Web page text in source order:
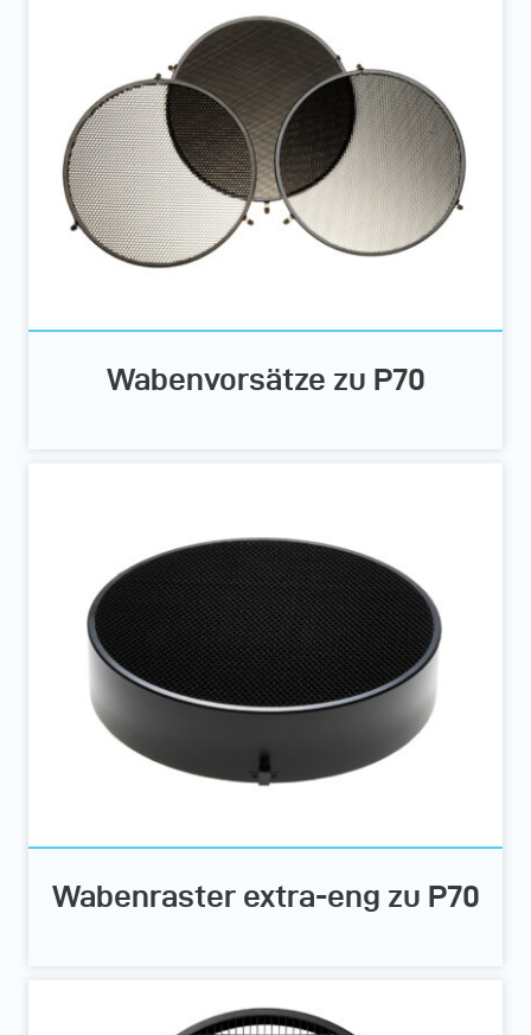
Wabenvorsätze zu P70
Wabenraster extra-eng zu P70